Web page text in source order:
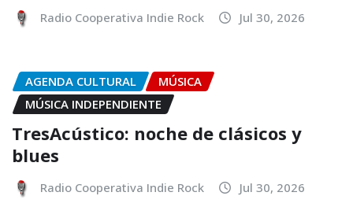
Radio Cooperativa Indie Rock Jul 30, 2026
AGENDA CULTURAL
MÚSICA
MÚSICA INDEPENDIENTE
TresAcústico: noche de clásicos y
blues
Radio Cooperativa Indie Rock Jul 30, 2026